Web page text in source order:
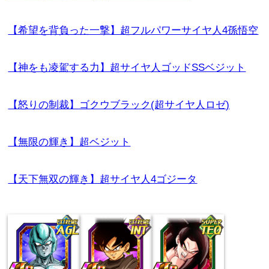
【希望を背負った一撃】超フルパワーサイヤ人4孫悟空
【神をも凌駕する力】超サイヤ人ゴッドSSベジット
【怒りの制裁】ゴクウブラック(超サイヤ人ロゼ)
【無限の輝き】超ベジット
【天下無双の輝き】超サイヤ人4ゴジータ